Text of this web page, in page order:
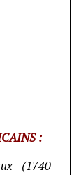
:
(1740-